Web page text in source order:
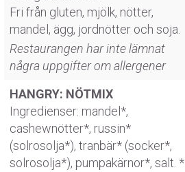
Fri från gluten, mjölk, nötter,
mandel, ägg, jordnötter och soja.
Restaurangen har inte lämnat
några uppgifter om allergener
HANGRY: NÖTMIX
Ingredienser: mandel*,
cashewnötter*, russin*
(solrosolja*), tranbär* (socker*,
solrosolja*), pumpakärnor*, salt. *